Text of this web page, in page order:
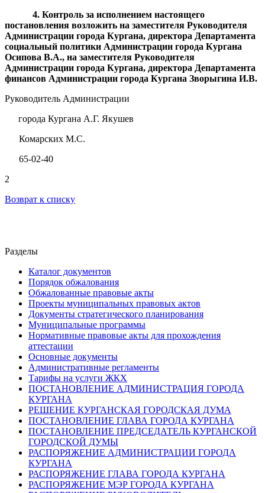
4. Контроль за исполнением настоящего
постановления возложить на заместителя Руководителя
Администрации города Кургана, директора Департамента
социальный политики Администрации города Кургана
Осипова В.А., на заместителя Руководителя
Администрации города Кургана, директора Департамента
финансов Администрации города Кургана Зворыгина И.В.
Руководитель Администрации
города Кургана А.Г. Якушев
Комарских М.С.
65-02-40
2
Возврат к списку
Разделы
Каталог документов
Порядок обжалования
Обжалованные правовые акты
Проекты муниципальных правовых актов
Документы стратегического планирования
Муниципальные программы
Нормативные правовые акты для прохождения
аттестации
Основные документы
Административные регламенты
Тарифы на услуги ЖКХ
ПОСТАНОВЛЕНИЕ АДМИНИСТРАЦИЯ ГОРОДА
КУРГАНА
РЕШЕНИЕ КУРГАНСКАЯ ГОРОДСКАЯ ДУМА
ПОСТАНОВЛЕНИЕ ГЛАВА ГОРОДА КУРГАНА
ПОСТАНОВЛЕНИЕ ПРЕДСЕДАТЕЛЬ КУРГАНСКОЙ
ГОРОДСКОЙ ДУМЫ
РАСПОРЯЖЕНИЕ АДМИНИСТРАЦИИ ГОРОДА
КУРГАНА
РАСПОРЯЖЕНИЕ ГЛАВА ГОРОДА КУРГАНА
РАСПОРЯЖЕНИЕ МЭР ГОРОДА КУРГАНА